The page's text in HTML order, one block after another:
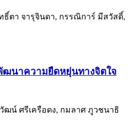
ธิ์ตา จารุจินดา, กรรณิการ์ มีสวัสดิ์,
ฒนาความยืดหยุ่นทางจิตใจ
ฒน์ ศรีเครือดง, กมลาศ ภูวชนาธิ